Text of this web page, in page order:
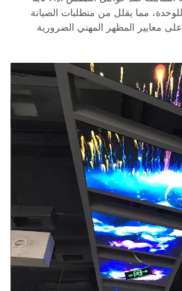
مما يقلل من متطلبات الصيانة
معايير المظهر المهني الضرورية